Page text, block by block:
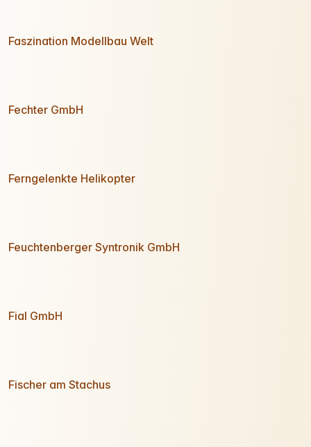
Faszination Modellbau Welt
Fechter GmbH
Ferngelenkte Helikopter
Feuchtenberger Syntronik GmbH
Fial GmbH
Fischer am Stachus